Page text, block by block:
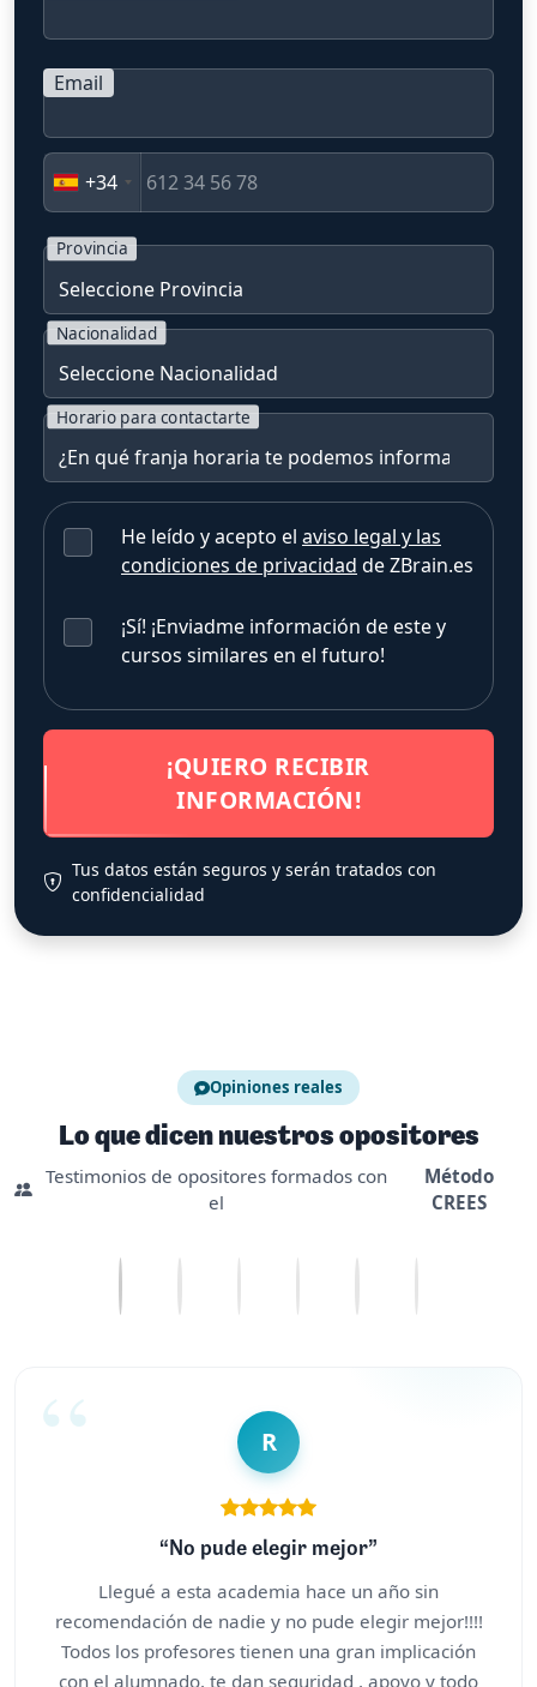
Email
+34
Provincia
Nacionalidad
Horario para contactarte
He leído y acepto el aviso legal y las
condiciones de privacidad de ZBrain.es
¡Sí! ¡Enviadme información de este y
cursos similares en el futuro!
¡QUIERO RECIBIR
INFORMACIÓN!
Tus datos están seguros y serán tratados con
confidencialidad
Opiniones reales
Lo que dicen nuestros opositores
Testimonios de opositores formados con
el
Método
CREES
R
“No pude elegir mejor”
Llegué a esta academia hace un año sin
recomendación de nadie y no pude elegir mejor!!!!
Todos los profesores tienen una gran implicación
con el alumnado, te dan seguridad , apoyo y todo